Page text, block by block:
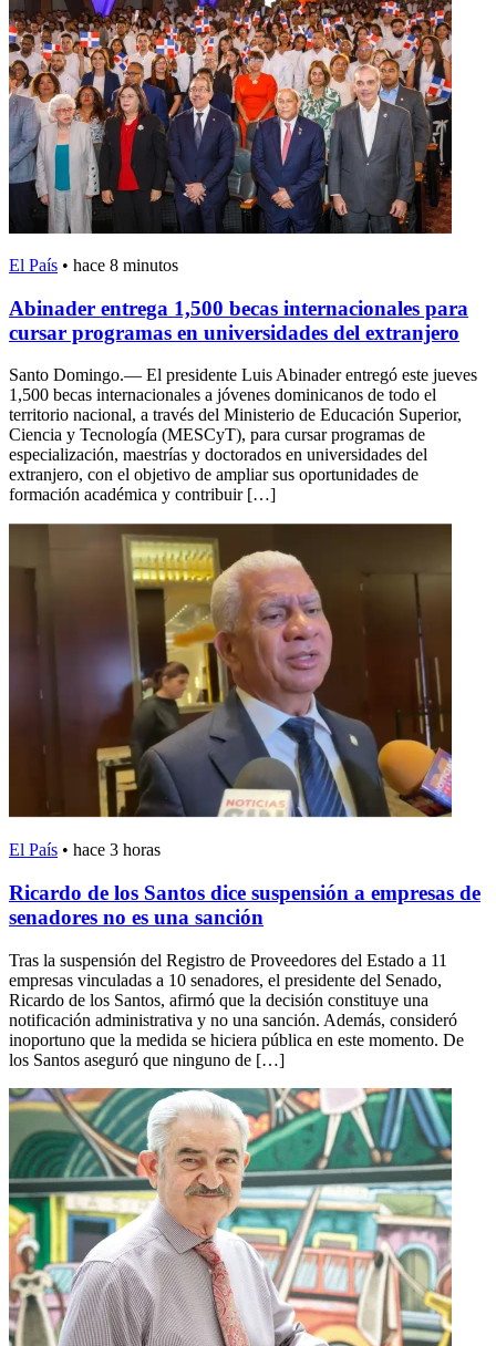
El País • hace 8 minutos
Abinader entrega 1,500 becas internacionales para
cursar programas en universidades del extranjero
Santo Domingo.— El presidente Luis Abinader entregó este jueves
1,500 becas internacionales a jóvenes dominicanos de todo el
territorio nacional, a través del Ministerio de Educación Superior,
Ciencia y Tecnología (MESCyT), para cursar programas de
especialización, maestrías y doctorados en universidades del
extranjero, con el objetivo de ampliar sus oportunidades de
formación académica y contribuir […]
El País • hace 3 horas
Ricardo de los Santos dice suspensión a empresas de
senadores no es una sanción
Tras la suspensión del Registro de Proveedores del Estado a 11
empresas vinculadas a 10 senadores, el presidente del Senado,
Ricardo de los Santos, afirmó que la decisión constituye una
notificación administrativa y no una sanción. Además, consideró
inoportuno que la medida se hiciera pública en este momento. De
los Santos aseguró que ninguno de […]